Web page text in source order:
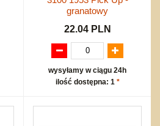
granatowy
22.04 PLN
wysyłamy w ciągu 24h
ilość dostępna: 1 *